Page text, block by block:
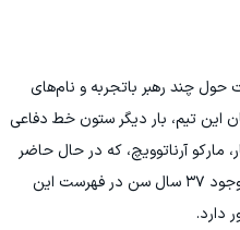
چند رهبر باتجربه و نام‌های
این تیم، بار دیگر ستون خط دفاعی
مارکو آرناتوویچ، که در حال حاضر
در ستاره سرخ بلگراد بازی می‌کند نیز با وجود ۳۷ سال سن در فهرست این